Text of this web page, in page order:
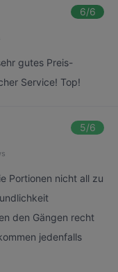
6/6
gutes Preis-
Service! Top!
5/6
Portionen nicht all zu
den Gängen recht
jedenfalls